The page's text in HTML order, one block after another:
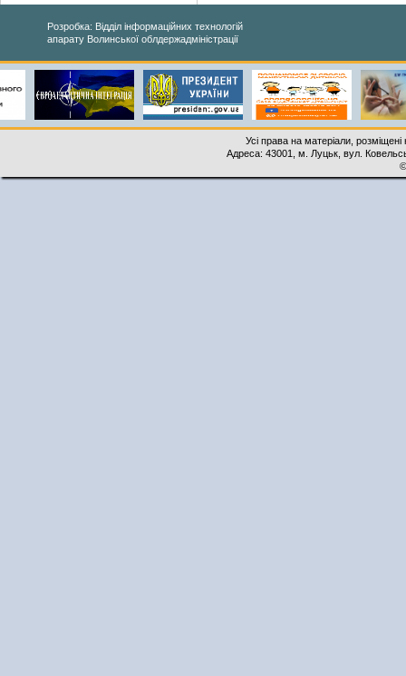
Розробка: Відділ інформаційних технологій
апарату Волинської облдержадміністрації
Усі права на матеріали,
Адреса: 43001, м. Луцьк, вул.